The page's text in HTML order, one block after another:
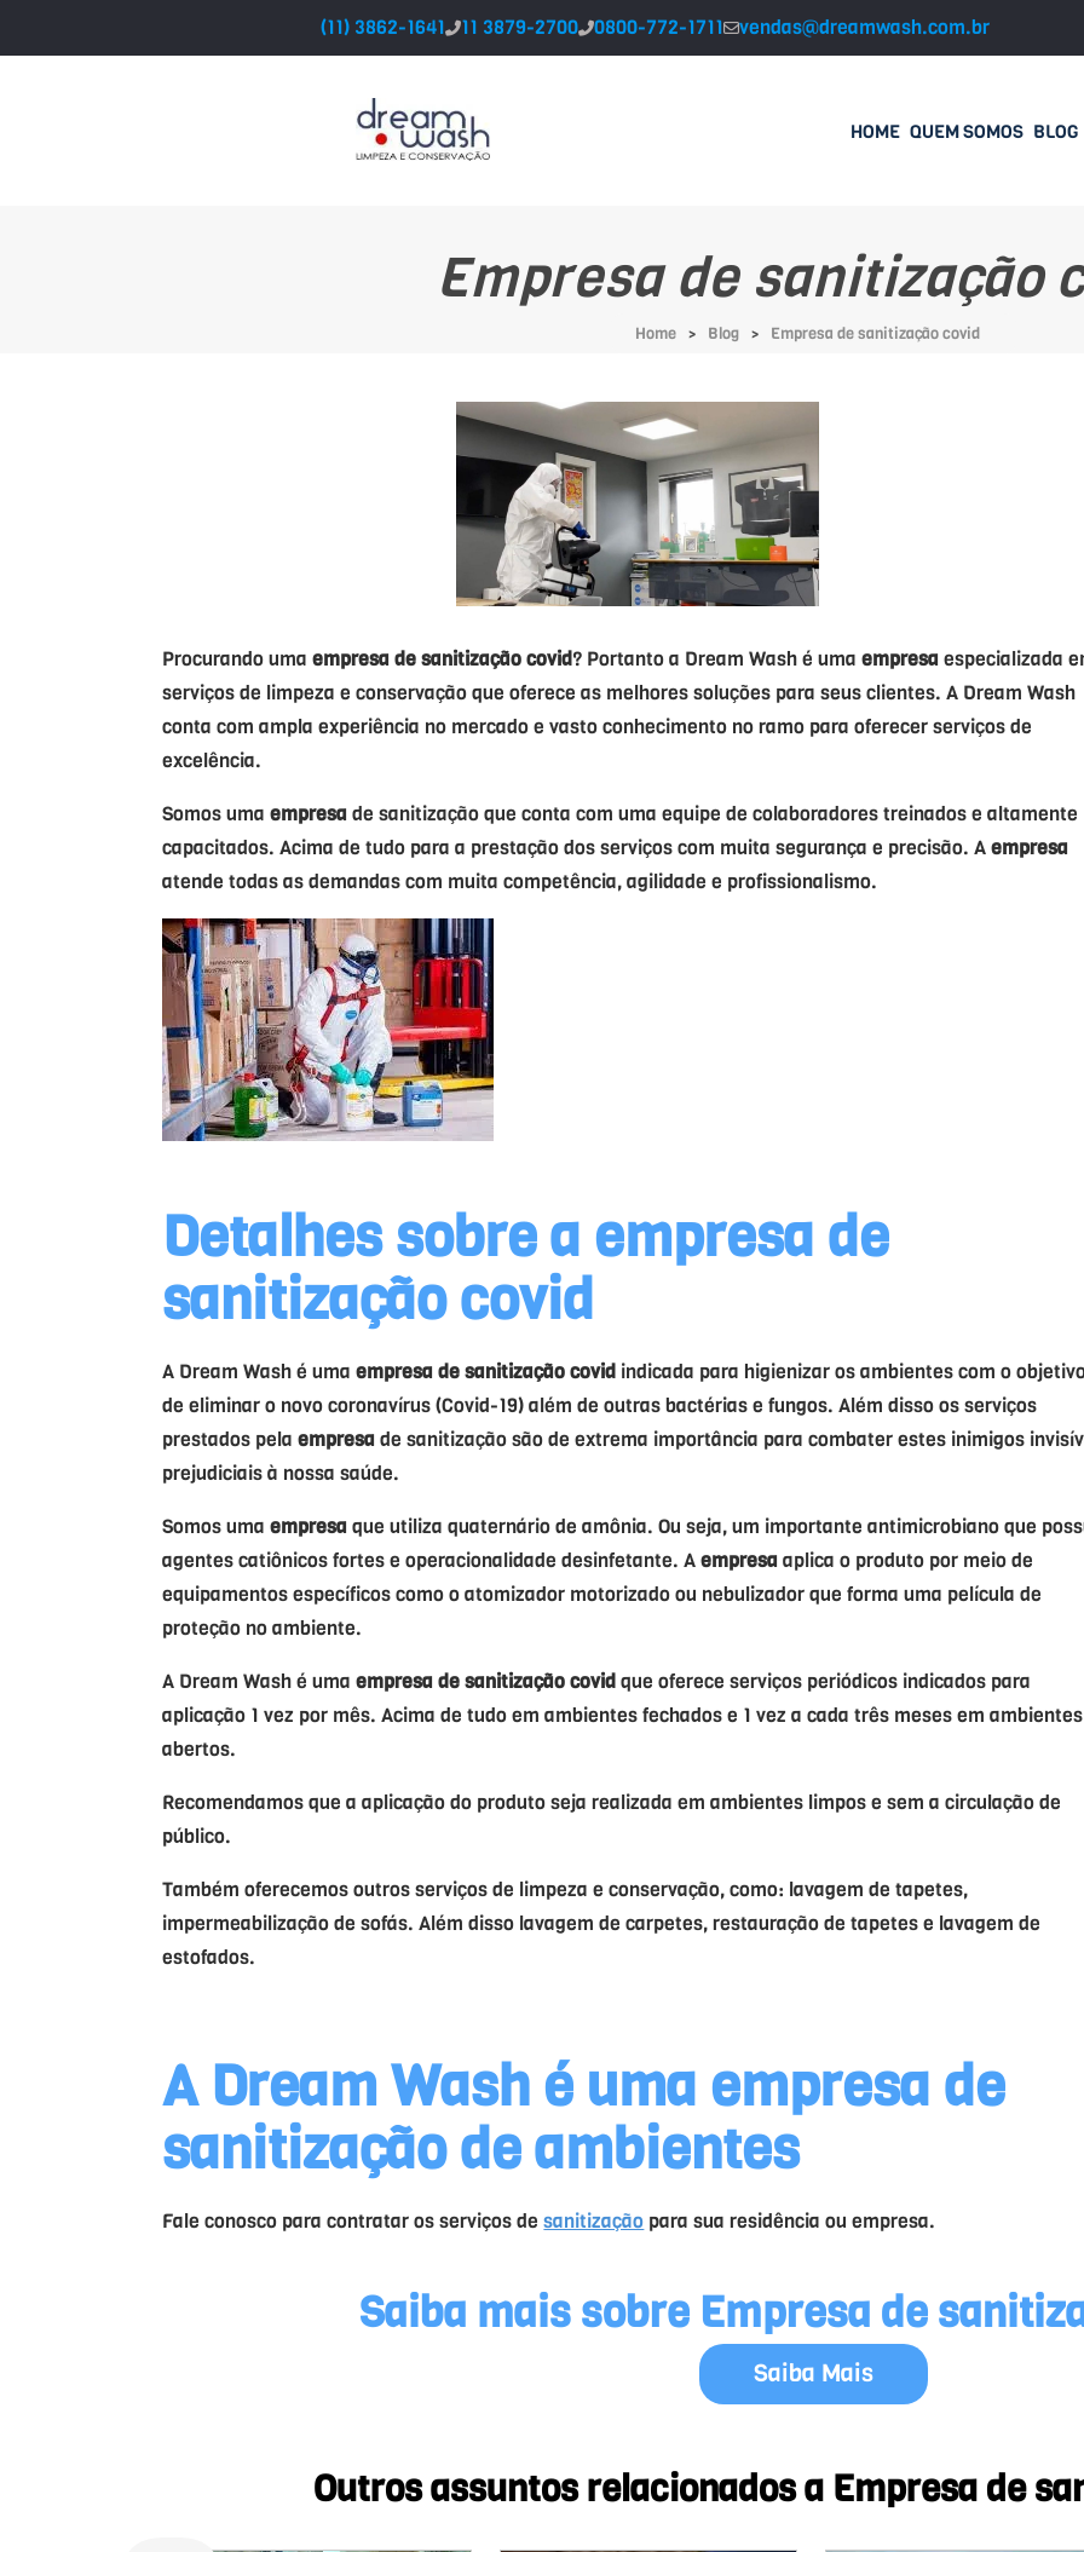
(11) 3862-1641 11 3879-2700 0800-772-1711 vendas@dreamwash.com.br
HOME QUEM SOMOS BLOG
Empresa de sanitização
Home Blog Empresa de sanitização covid
Procurando umaempresa de sanitização covid? Portanto a Dream Wash é umaempresa especializada
serviços de limpeza e conservação que oferece as melhores soluções para seus clientes. A Dream Wash
conta com ampla experiência no mercado e vasto conhecimento no ramo para oferecer serviços de
excelência.
Somos umaempresa de sanitização que conta com uma equipe de colaboradores treinados e altamente
capacitados. Acima de tudo para a prestação dos serviços com muita segurança e precisão. Aempresa
atende todas as demandas com muita competência, agilidade e profissionalismo.
Detalhes sobre a empresa de
sanitização covid
A Dream Wash é umaempresa de sanitização covid indicada para higienizar os ambientes com o
de eliminar o novo coronavírus (Covid-19) além de outras bactérias e fungos. Além disso os serviços
prestados pelaempresa de sanitização são de extrema importância para combater estes inimigos
prejudiciais à nossa saúde.
Somos umaempresa que utiliza quaternário de amônia. Ou seja, um importante antimicrobiano que
agentes catiônicos fortes e operacionalidade desinfetante. Aempresa aplica o produto por meio de
equipamentos específicos como o atomizador motorizado ou nebulizador que forma uma película de
proteção no ambiente.
A Dream Wash é umaempresa de sanitização covidque oferece serviços periódicos indicados para
aplicação 1 vez por mês. Acima de tudo em ambientes fechados e 1 vez a cada três meses em ambientes
abertos.
Recomendamos que a aplicação do produto seja realizada em ambientes limpos e sem a circulação de
público.
Também oferecemos outros serviços de limpeza e conservação, como: lavagem de tapetes,
impermeabilização de sofás. Além disso lavagem de carpetes, restauração de tapetes e lavagem de
estofados.
A Dream Wash é uma empresa de
sanitização de ambientes
Fale conosco para contratar os serviços desanitização para sua residência ou empresa.
Saiba mais sobre Empresa de
Saiba Mais
Outros assuntos relacionados a Empresa de